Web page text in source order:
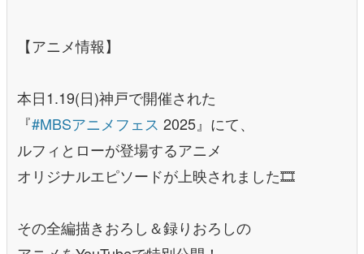
【アニメ情報】
本日1.19(日)神戸で開催された
『#MBSアニメフェス 2025』にて、
ルフィとローが登場するアニメ
オリジナルエピソードが上映されました🎞️
その全編描きおろし＆録りおろしの